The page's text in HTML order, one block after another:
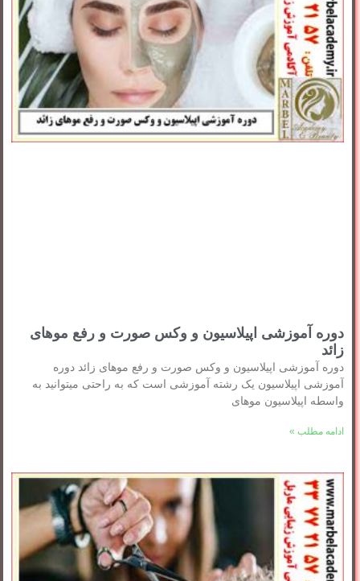
دوره آموزشی اپیلاسیون و وکس صورت و رفع موهای
زائد
دوره آموزشی اپیلاسیون و وکس صورت و رفع موهای زائد دوره
آموزشی اپیلاسیون یک رشته آموزشی است که به راحتی میتوانید به
واسطه اپیلاسیون موهای
ادامه مطلب »